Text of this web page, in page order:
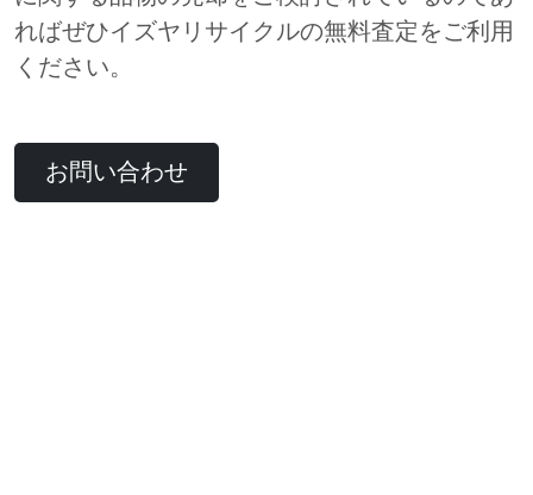
ればぜひイズヤリサイクルの無料査定をご利用
ください。
お問い合わせ